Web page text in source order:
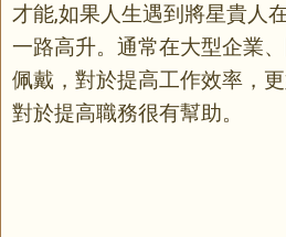
才能,如果人生遇到將星貴人
一路高升。通常在大型企業
佩戴，對於提高工作效率，
對於提高職務很有幫助。